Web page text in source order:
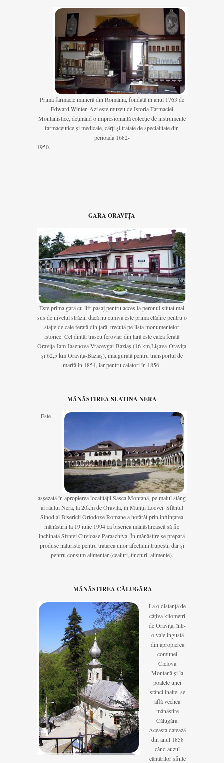
Prima farmacie minieră din România, fondată în anul 1763 de
Edward Winter. Azi este muzeu de Istoria Farmaciei
Montanistice, deținând o impresionantă colecție de instrumente
farmaceutice și medicale, cărți și tratate de specialitate din
perioada 1682-
1950.
GARA ORAVIȚA
Este prima gară cu lift-pasaj pentru acces la peronul situat mai
sus de nivelul străzii, dacă nu cumva este prima clădire pentru o
stație de cale ferată din țară, trecută pe lista monumentelor
istorice. Cel dintâi traseu feroviar din țară este calea ferată
Oravița-Iam-Iasenova-Vracevgai-Baziaș (16 km,Lișava-Oravița
și 62,5 km Oravița-Baziaș), inaugurată pentru transportul de
marfă în 1854, iar pentru calatori în 1856.
MÂNĂSTIREA SLATINA NERA
Este
asșezată în apropierea localității Sasca Montană, pe malul stâng
al râului Nera, la 20km de Oravița, în Munții Locvei. Sfântul
Sinod al Bisericii Ortodoxe Romane a hotărât prin înființarea
mânăstirii la 19 iulie 1994 ca biserica mânăstirească să fie
închinată Sfintei Cuvioase Paraschiva. În mânăstire se prepară
produse naturiste pentru tratarea unor afecțiuni trupești, dar și
pentru consum alimentar (ceaiuri, tincturi, alimente).
MÂNĂSTIREA CĂLUGĂRA
La o distanță de
câțiva kilometri
de Oravița, într-
o vale îngustă
din apropierea
comunei
Ciclova
Montană și la
poalele unei
stânci înalte, se
află vechea
mânăstire
Călugăra.
Aceasta datează
din anul 1858
când auzul
cântărilor sfinte